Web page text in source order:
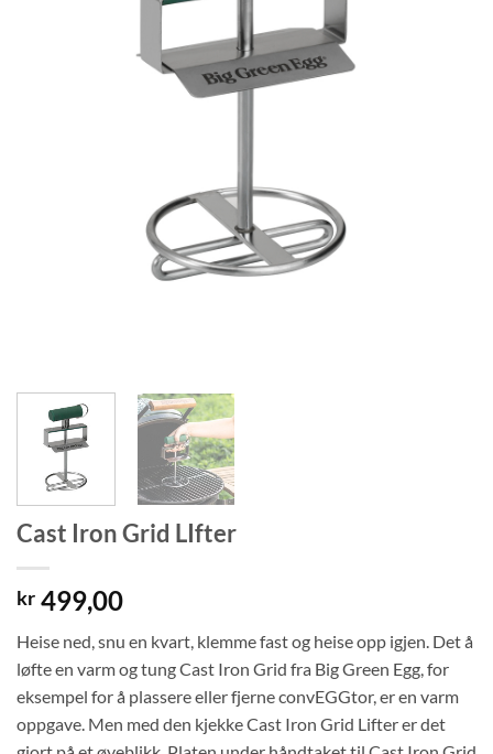
Cast Iron Grid LIfter
kr 499,00
Heise ned, snu en kvart, klemme fast og heise opp igjen. Det å
løfte en varm og tung Cast Iron Grid fra Big Green Egg, for
eksempel for å plassere eller fjerne convEGGtor, er en varm
oppgave. Men med den kjekke Cast Iron Grid Lifter er det